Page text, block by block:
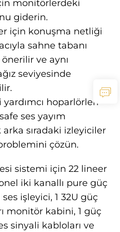
monitörlerdeki
giderin.
için konuşma netliği
sahne tabanı
ve aynı
seviyesinde
hoparlörleri
ses yayım
sıradaki izleyiciler
çözün.
sistemi için 22 lineer
iki kanallı pure güç
işleyici, 1 32U güç
monitör kabini, 1 güç
sinyali kabloları ve